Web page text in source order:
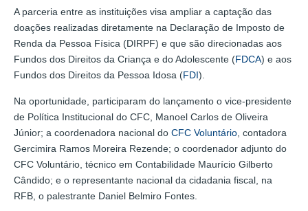
A parceria entre as instituições visa ampliar a captação das
doações realizadas diretamente na Declaração de Imposto de
Renda da Pessoa Física (DIRPF) e que são direcionadas aos
Fundos dos Direitos da Criança e do Adolescente (FDCA) e aos
Fundos dos Direitos da Pessoa Idosa (FDI).
Na oportunidade, participaram do lançamento o vice-presidente
de Política Institucional do CFC, Manoel Carlos de Oliveira
Júnior; a coordenadora nacional do CFC Voluntário , contadora
Gercimira Ramos Moreira Rezende; o coordenador adjunto do
CFC Voluntário, técnico em Contabilidade Maurício Gilberto
Cândido; e o representante nacional da cidadania fiscal, na
RFB, o palestrante Daniel Belmiro Fontes.